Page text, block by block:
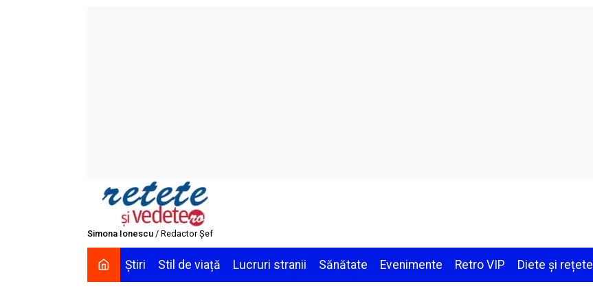
Simona Ionescu / Redactor Șef
Știri Stil de viață Lucruri stranii Sănătate Evenimente Retro VIP Diete și rețete